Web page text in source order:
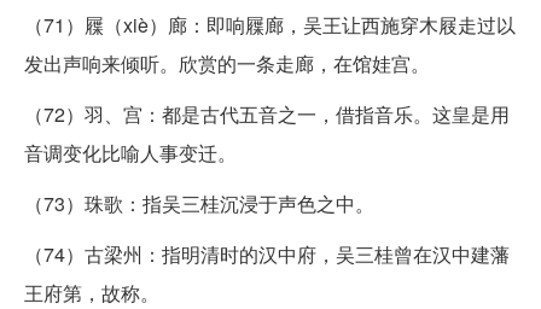
（71）屧（xiè）廊：即响屧廊，吴王让西施穿木屐走过以
发出声响来倾听。欣赏的一条走廊，在馆娃宫。
（72）羽、宫：都是古代五音之一，借指音乐。这皇是用
音调变化比喻人事变迁。
（73）珠歌：指吴三桂沉浸于声色之中。
（74）古梁州：指明清时的汉中府，吴三桂曾在汉中建藩
王府第，故称。